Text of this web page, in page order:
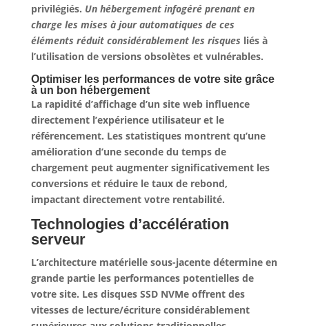
privilégiés. Un hébergement infogéré prenant en
charge les mises à jour automatiques de ces
éléments réduit considérablement les risques liés à
l’utilisation de versions obsolètes et vulnérables.
Optimiser les performances de votre site grâce
à un bon hébergement
La rapidité d’affichage d’un site web influence
directement l’expérience utilisateur et le
référencement. Les statistiques montrent qu’une
amélioration d’une seconde du temps de
chargement peut augmenter significativement les
conversions et réduire le taux de rebond,
impactant directement votre rentabilité.
Technologies d’accélération
serveur
L’architecture matérielle sous-jacente détermine en
grande partie les performances potentielles de
votre site. Les disques SSD NVMe offrent des
vitesses de lecture/écriture considérablement